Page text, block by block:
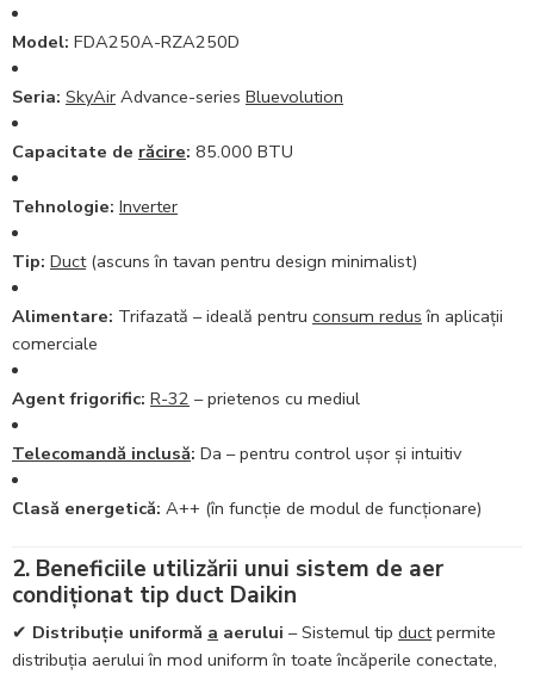
Model: FDA250A-RZA250D
Seria: SkyAir Advance-series Bluevolution
Capacitate de răcire: 85.000 BTU
Tehnologie: Inverter
Tip: Duct(ascuns în tavan pentru design minimalist)
Alimentare: Trifazată – ideală pentru consum redus în aplicații
comerciale
Agent frigorific: R-32 – prietenos cu mediul
Telecomandă inclusă: Da – pentru control ușor și intuitiv
Clasă energetică: A++ (în funcție de modul de funcționare)
2. Beneficiile utilizării unui sistem de aer
condiționat tip duct Daikin
✔ Distribuție uniformă a aerului – Sistemul tip ductpermite
distribuția aerului în mod uniform în toate încăperile conectate,